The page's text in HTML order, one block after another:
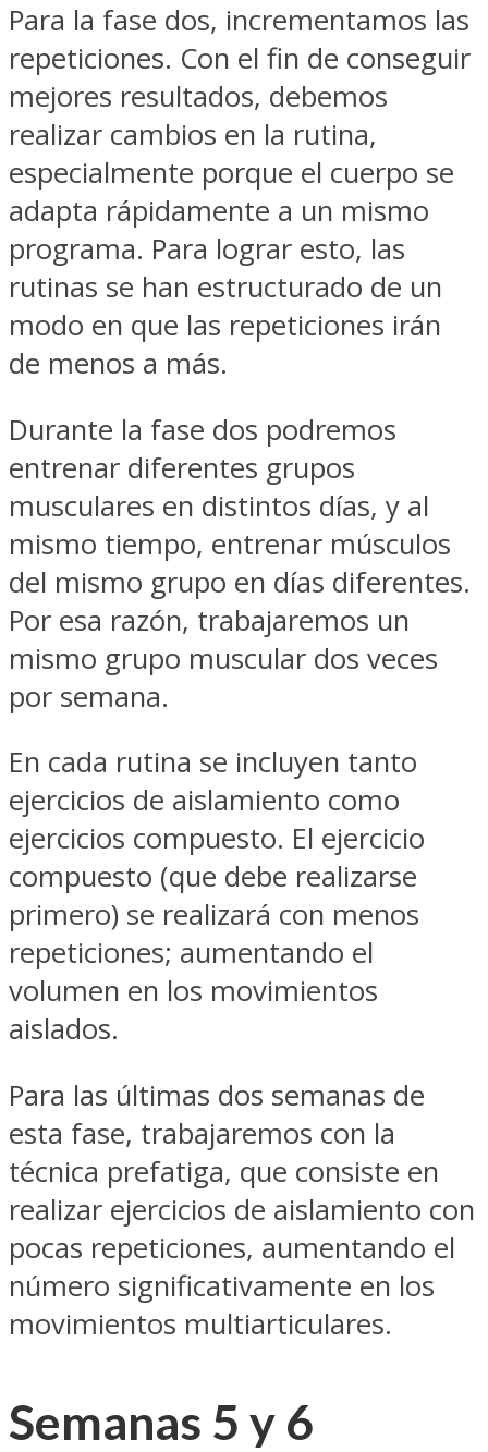
Para la fase dos, incrementamos las
repeticiones. Con el fin de conseguir
mejores resultados, debemos
realizar cambios en la rutina,
especialmente porque el cuerpo se
adapta rápidamente a un mismo
programa. Para lograr esto, las
rutinas se han estructurado de un
modo en que las repeticiones irán
de menos a más.
Durante la fase dos podremos
entrenar diferentes grupos
musculares en distintos días, y al
mismo tiempo, entrenar músculos
del mismo grupo en días diferentes.
Por esa razón, trabajaremos un
mismo grupo muscular dos veces
por semana.
En cada rutina se incluyen tanto
ejercicios de aislamiento como
ejercicios compuesto. El ejercicio
compuesto (que debe realizarse
primero) se realizará con menos
repeticiones; aumentando el
volumen en los movimientos
aislados.
Para las últimas dos semanas de
esta fase, trabajaremos con la
técnica prefatiga, que consiste en
realizar ejercicios de aislamiento con
pocas repeticiones, aumentando el
número significativamente en los
movimientos multiarticulares.
Semanas 5 y 6